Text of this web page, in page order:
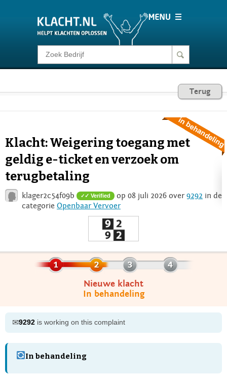
Klacht melden
Consumentenrecht
Voor Bedrijven
Terug
Klacht: Weigering toegang met
geldig e-ticket en verzoek om
terugbetaling
klager2c54f09b ✓ Verified op 08 juli 2026 over9292 in de
categorie Openbaar Vervoer
Nieuwe klacht
In behandeling
✉9292 is working on this complaint
In behandeling